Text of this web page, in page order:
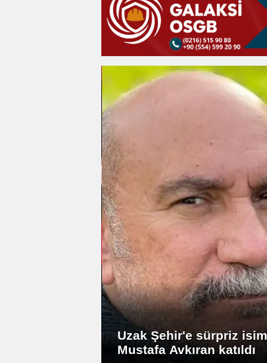
Cristiano Ronaldo
evleniyor mu? Georgina
Rodriguez ve
düğün tarihi ve yeri belli